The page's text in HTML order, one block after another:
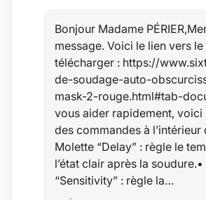
Bonjour Madame
message. Voici le lien vers
télécharger : https://
de-soudage-auto-
mask-2-rouge.html#tab-
vous aider rapidement, voici
des commandes à l’intérieur
Molette “Delay” : règle le
l’état clair après la
“Sensitivity” : règle la…